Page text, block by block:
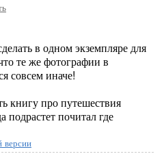
в одном экземпляре для
те же фотографии в
совсем иначе!
книгу про путешествия
почитал где
версии